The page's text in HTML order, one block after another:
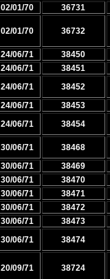
02/01/70
36731
02/01/70 36732
24/06/71
38450
24/06/71
38451
24/06/71
38452
24/06/71
38453
24/06/71
38454
30/06/71
38468
30/06/71
38469
30/06/71
38470
30/06/71
38471
30/06/71
38472
30/06/71
38473
30/06/71 38474
20/09/71 38724